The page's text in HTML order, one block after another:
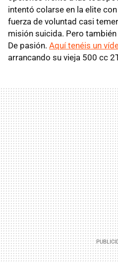
intentó colarse en la elite
fuerza de voluntad casi
misión suicida. Pero
De pasión. Aquí tenéis un
arrancando su vieja 500 cc